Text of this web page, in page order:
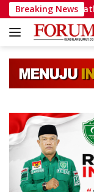
Langsung
ke
konten
Breaking News
Brimob